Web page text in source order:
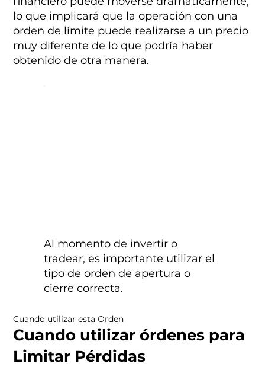
Cuando utilizar esta Orden
Cuando utilizar órdenes para
Limitar Pérdidas
Al momento de invertir o
tradear, es importante utilizar el
tipo de orden de apertura o
cierre correcta.
lo que implicará que la operación con una
orden de límite puede realizarse a un precio
muy diferente de lo que podría haber
obtenido de otra manera.